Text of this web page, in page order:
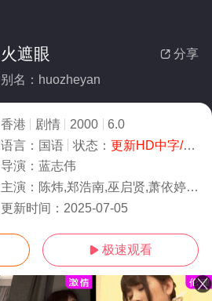
 分享
火遮眼
别名：huozheyan
香港 剧情 2000
6.0
语言： 国语 状态： 更新HD中字/高清
导演： 蓝志伟
主演： 陈炜,郑浩南,巫启贤,萧依婷,谢耀龙,张永华,颜如玉
更新时间： 2025-07-05
 极速观看